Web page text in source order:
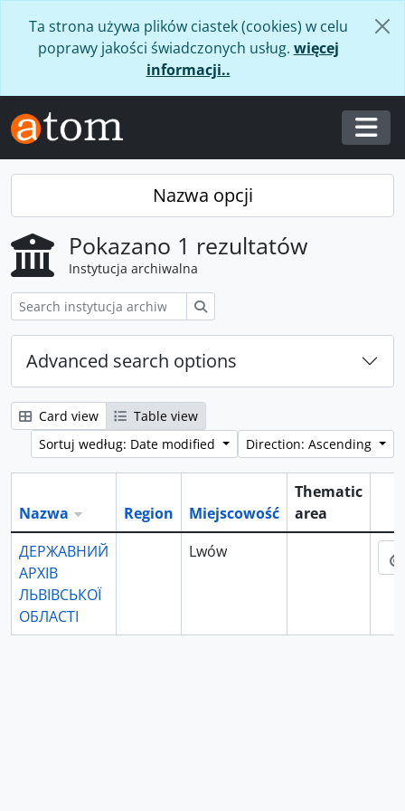
Ta strona używa plików ciastek (cookies) w celu
poprawy jakości świadczonych usług. więcej
informacji..
Nazwa opcji
Pokazano 1 rezultatów
Instytucja archiwalna
Advanced search options
Card view
Table view
Sortuj według: Date modified
Direction: Ascending
Nazwa Region Miejscowość
Thematic
area
ДЕРЖАВНИЙ
АРХІВ
ЛЬВІВСЬКОЇ
ОБЛАСТІ
Lwów